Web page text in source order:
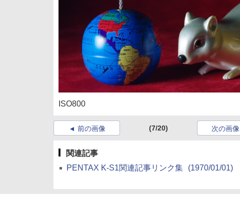
ISO800
前の画像 (7/20) 次の画像
関連記事
PENTAX K-S1関連記事リンク集
(1970/01/01)